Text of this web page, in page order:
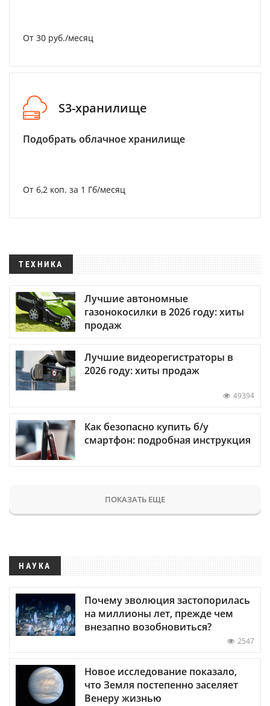
От 30 руб./месяц
S3-хранилище
Подобрать облачное хранилище
От 6,2 коп. за 1 Гб/месяц
ТЕХНИКА
Лучшие автономные
газонокосилки в 2026 году: хиты
продаж
Лучшие видеорегистраторы в
2026 году: хиты продаж
49394
Как безопасно купить б/у
смартфон: подробная инструкция
ПОКАЗАТЬ ЕЩЕ
НАУКА
Почему эволюция застопорилась
на миллионы лет, прежде чем
внезапно возобновиться?
2547
Новое исследование показало,
что Земля постепенно заселяет
Венеру жизнью